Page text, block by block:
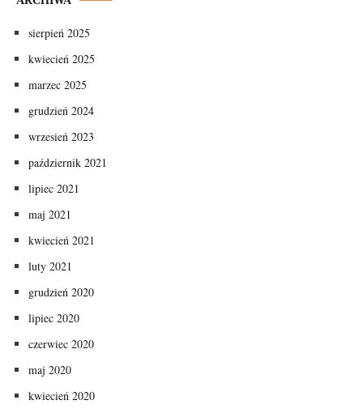
sierpień 2025
kwiecień 2025
marzec 2025
grudzień 2024
wrzesień 2023
październik 2021
lipiec 2021
maj 2021
kwiecień 2021
luty 2021
grudzień 2020
lipiec 2020
czerwiec 2020
maj 2020
kwiecień 2020